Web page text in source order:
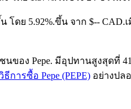
โดย 5.92%.ขึ้น จาก $-- CAD.
นของ Pepe. มีอุปทานสูงสุดที่
ธีการซื้อ Pepe (PEPE) อย่างปล